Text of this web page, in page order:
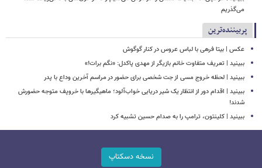
می‌گذریم
پربیننده‌ترین
عکس | بیتا فرهی با لباس عروس در کنار گوگوش
ببینید | تعریف متفاوت خانم بازیگر از مهدی پاکدل: «نگم برات!»
ببینید | لحظه خروج مسی از جت شخصی برای حضور در مراسم آخرین وداع با پدر
ببینید | اقدام دور از انتظار یک شیر دریایی خواب‌آلود؛ ماهیگیرها با خروپف متوجه حضورش
شدند!
ببینید | کلینتون، ترامپ را به صدام حسین تشبیه کرد
نسخه دسکتاپ